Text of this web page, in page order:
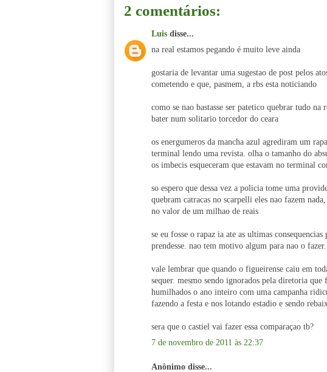
2 comentários:
Luis disse...
na real estamos pegando é muito leve ainda
gostaria de levantar uma sugestao de post pelos
cometendo e que, pasmem, a rbs esta noticiando
como se nao bastasse ser patetico quebrar tudo na
bater num solitario torcedor do ceara
os energumeros da mancha azul agrediram um
terminal lendo uma revista. olha o tamanho do
os imbecis esqueceram que estavam no terminal
so espero que dessa vez a policia tome uma
quebram catracas no scarpelli eles nao fazem
no valor de um milhao de reais
se eu fosse o rapaz ia ate as ultimas
prendesse. nao tem motivo algum para nao o
vale lembrar que quando o figueirense caiu em
sequer. mesmo sendo ignorados pela diretoria que
humilhados o ano inteiro com uma campanha
fazendo a festa e nos lotando estadio e sendo
sera que o castiel vai fazer essa comparaçao tb?
7 de novembro de 2011 às 22:37
Anônimo disse...